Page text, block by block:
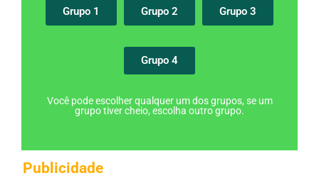
Grupo 1 Grupo 2 Grupo 3
Grupo 4
Você pode escolher qualquer um dos grupos, se um
grupo tiver cheio, escolha outro grupo.
Publicidade